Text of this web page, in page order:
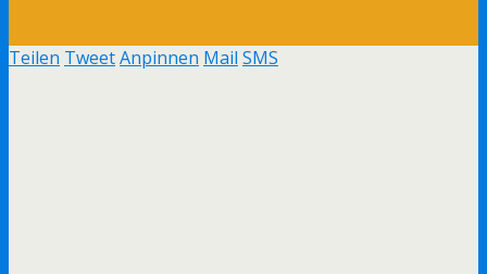
Teilen TweetAnpinnen Mail SMS